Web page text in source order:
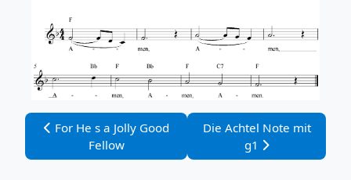
Vorheriger Beitrag: For He s a Jolly Good Fellow
For He s a Jolly Good
Fellow
Nächster Beitrag: Die
Die Achtel Note mit
g1